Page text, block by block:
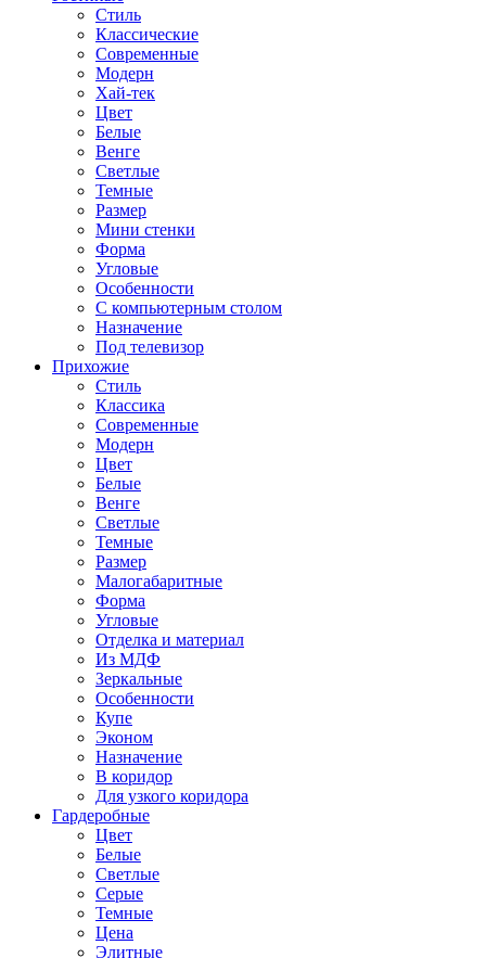
Стиль
Классические
Современные
Модерн
Хай-тек
Цвет
Белые
Венге
Светлые
Темные
Размер
Мини стенки
Форма
Угловые
Особенности
С компьютерным столом
Назначение
Под телевизор
Прихожие
Стиль
Классика
Современные
Модерн
Цвет
Белые
Венге
Светлые
Темные
Размер
Малогабаритные
Форма
Угловые
Отделка и материал
Из МДФ
Зеркальные
Особенности
Купе
Эконом
Назначение
В коридор
Для узкого коридора
Гардеробные
Цвет
Белые
Светлые
Серые
Темные
Цена
Элитные